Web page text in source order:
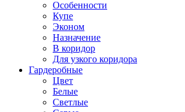
Особенности
Купе
Эконом
Назначение
В коридор
Для узкого коридора
Гардеробные
Цвет
Белые
Светлые